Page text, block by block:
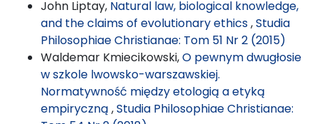
John Liptay, Natural law, biological knowledge,
and the claims of evolutionary ethics,Studia
Philosophiae Christianae: Tom 51 Nr 2 (2015)
Waldemar Kmiecikowski,O pewnym dwugłosie
w szkole lwowsko-warszawskiej.
Normatywność między etologią a etyką
empiryczną ,Studia Philosophiae Christianae: